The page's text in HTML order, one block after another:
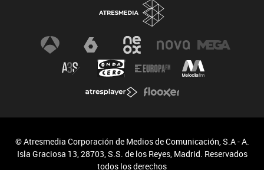
© Atresmedia Corporación de Medios de Comunicación, S.A - A.
Isla Graciosa 13, 28703, S.S. de los Reyes, Madrid. Reservados
todos los derechos